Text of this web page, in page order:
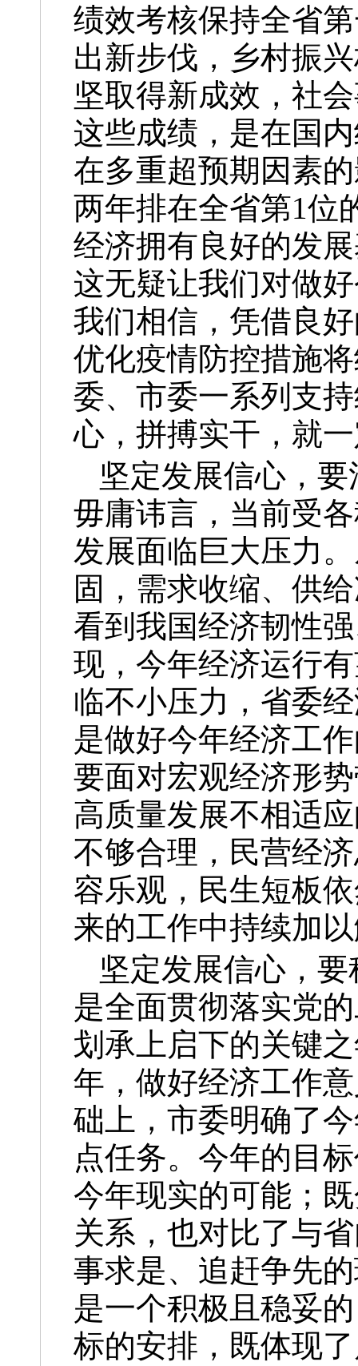
绩效考核保持全省
出新步伐，乡村振
坚取得新成效，社
这些成绩，是在国
在多重超预期因素
两年排在全省第1位
经济拥有良好的发
这无疑让我们对做
我们相信，凭借良
优化疫情防控措施
委、市委一系列支
心，拼搏实干，就
坚定发展信心，
毋庸讳言，当前受
发展面临巨大压力
固，需求收缩、供
看到我国经济韧性
现，今年经济运行
临不小压力，省委
是做好今年经济工
要面对宏观经济形
高质量发展不相适
不够合理，民营经
容乐观，民生短板
来的工作中持续加
坚定发展信心，
是全面贯彻落实党
划承上启下的关键
年，做好经济工作
础上，市委明确了
点任务。今年的目
今年现实的可能；
关系，也对比了与
事求是、追赶争先
是一个积极且稳妥
标的安排，既体现